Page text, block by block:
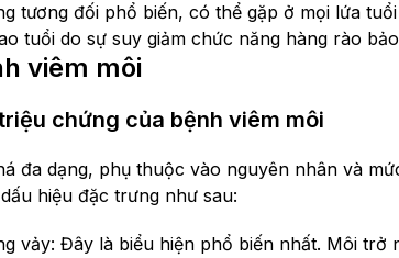
tương đối phổ biến, có thể gặp ở mọi lứa
tuổi do sự suy giảm chức năng hàng rào
viêm môi
chứng của bệnh viêm môi
đa dạng, phụ thuộc vào nguyên nhân và
hiệu đặc trưng như sau:
vảy: Đây là biểu hiện phổ biến nhất. Môi trở